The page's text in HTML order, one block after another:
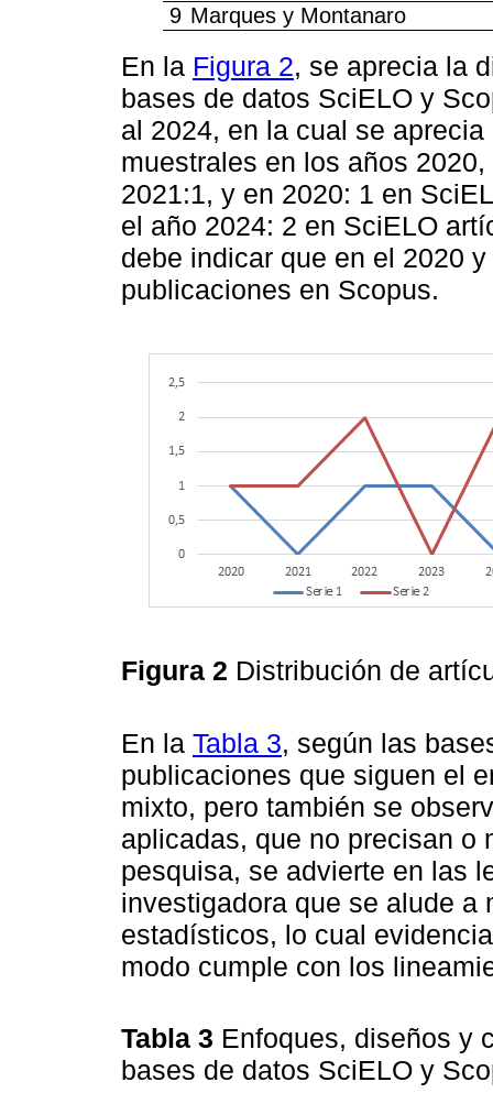
9 Marques y Montanaro
En la Figura 2, se aprecia la
bases de datos SciELO y
al 2024, en la cual se
muestrales en los años
2021:1, y en 2020: 1 en
el año 2024: 2 en SciELO
debe indicar que en el 2020
publicaciones en Scopus.
Figura 2 Distribución de
En la Tabla 3, según las
publicaciones que siguen el
mixto, pero también se
aplicadas, que no precisan o
pesquisa, se advierte en las
investigadora que se alude
estadísticos, lo cual
modo cumple con los
Tabla 3 Enfoques, diseños y
bases de datos SciELO y